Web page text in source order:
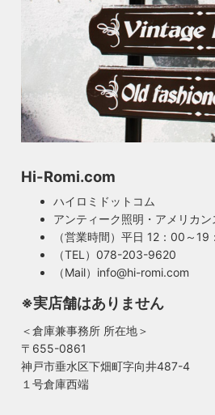
Hi-Romi.com
ハイロミドットコム
アンティーク照明・アメリカ
（営業時間）平日 12：00～19
（TEL）078-203-9620
（Mail）info@hi-romi.com
※実店舗はありません
＜倉庫兼事務所 所在地＞
〒655-0861
神戸市垂水区下畑町字向井487-4
１号倉庫西端